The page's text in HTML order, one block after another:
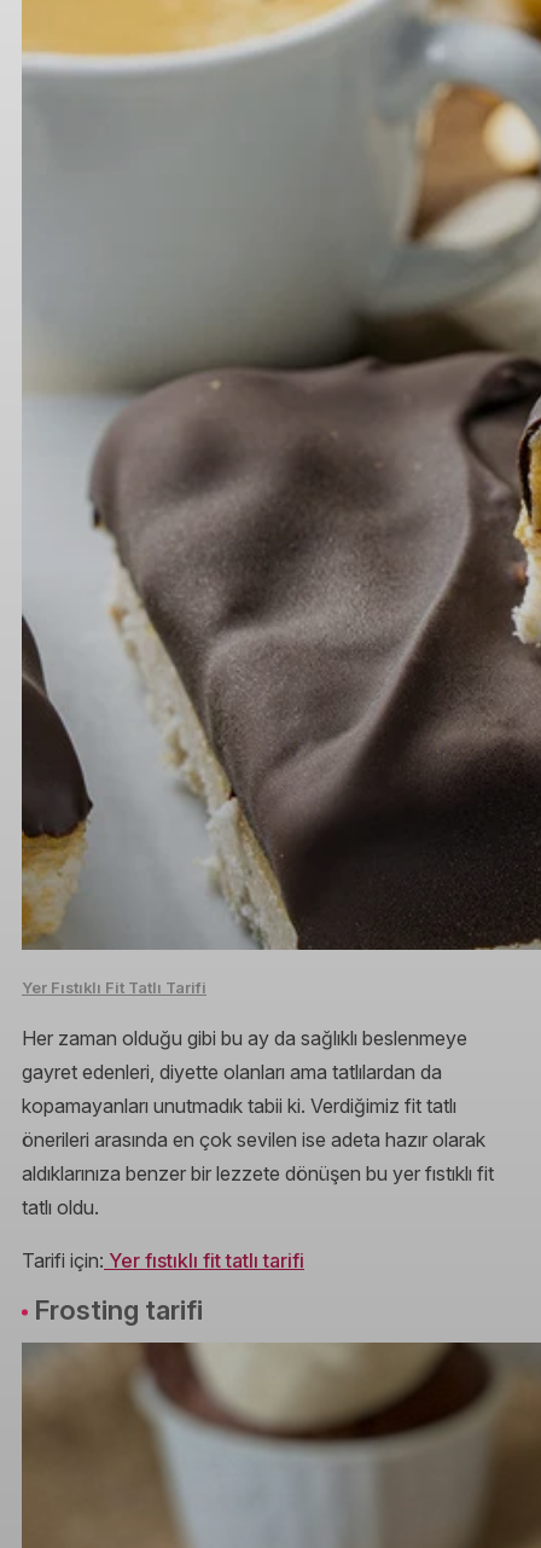
Yer Fıstıklı Fit Tatlı Tarifi
Her zaman olduğu gibi bu ay da sağlıklı beslenmeye
gayret edenleri, diyette olanları ama tatlılardan da
kopamayanları unutmadık tabii ki. Verdiğimiz fit tatlı
önerileri arasında en çok sevilen ise adeta hazır olarak
aldıklarınıza benzer bir lezzete dönüşen bu yer fıstıklı fit
tatlı oldu.
Tarifi için: Yer fıstıklı fit tatlı tarifi
Frosting tarifi